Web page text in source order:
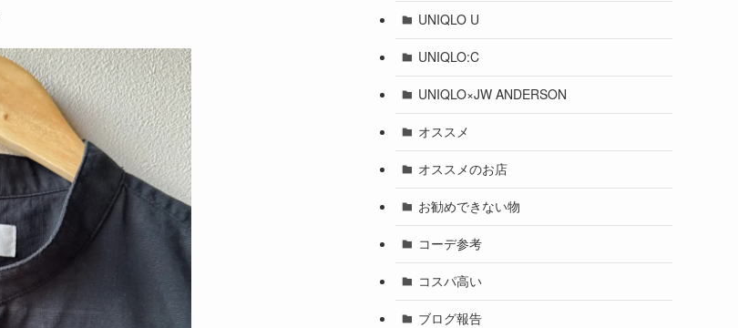
UNIQLO U
UNIQLO:C
UNIQLO×JW ANDERSON
オススメ
オススメのお店
お勧めできない物
コーデ参考
コスパ高い
ブログ報告